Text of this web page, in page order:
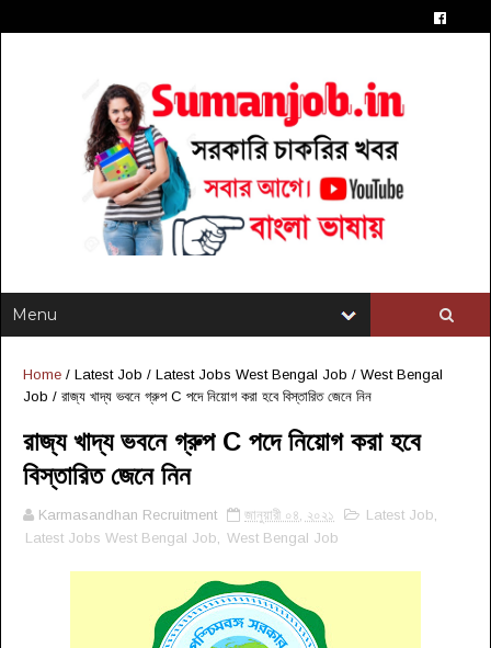
Home / Latest Job / Latest Jobs West Bengal Job / West Bengal
Job / রাজ্য খাদ্য ভবনে গ্রুপ C পদে নিয়োগ করা হবে বিস্তারিত জেনে নিন
রাজ্য খাদ্য ভবনে গ্রুপ C পদে নিয়োগ করা হবে
বিস্তারিত জেনে নিন
Karmasandhan Recruitment জানুয়ারী ০৪, ২০২১ Latest Job
Latest Jobs West Bengal Job
West Bengal Job